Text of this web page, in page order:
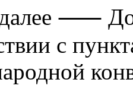
⸺
с